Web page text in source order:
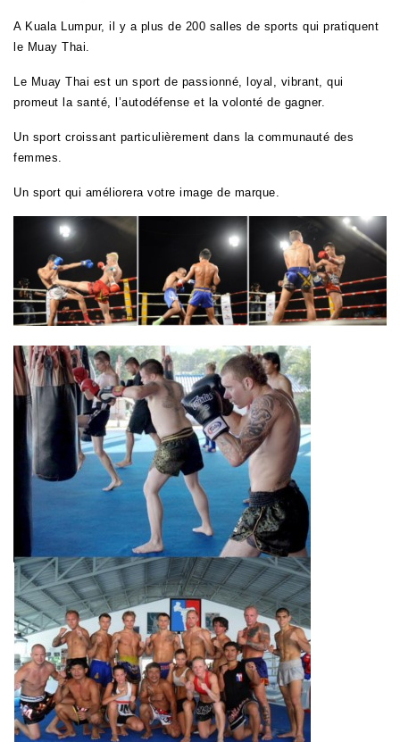
A Kuala Lumpur, il y a plus de 200 salles de sports qui pratiquent
le Muay Thai.
Le Muay Thai est un sport de passionné, loyal, vibrant, qui
promeut la santé, l’autodéfense et la volonté de gagner.
Un sport croissant particulièrement dans la communauté des
femmes.
Un sport qui améliorera votre image de marque.